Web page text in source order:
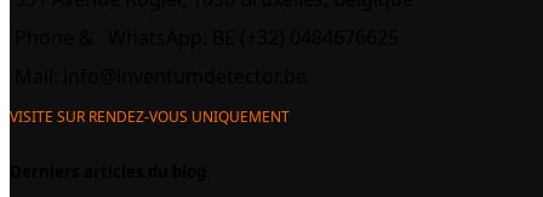
VISITE SUR RENDEZ-VOUS UNIQUEMENT